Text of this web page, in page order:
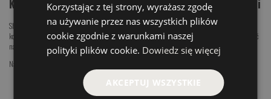
Konstrukcja Hagane – stabilność i trwałość przekładni
Shimano zastosowało w modelu Curado BFS technologię Hagane Body, czyli sztywną metalową
konstrukcję korpusu. Rozwiązanie to zapewnia stabilne osadzenie przekładni oraz wysoką odporność
na przeciążenia.
Najważniejsze korzyści konstrukcji Hagane
stabilna praca przekładni
wysoka trwałość mechanizmu
Korzystając z tej strony, wyrażasz zgodę
na używanie przez nas wszystkich plików
cookie zgodnie z warunkami naszej
polityki plików cookie. Dowiedz się więcej
AKCEPTUJ WSZYSTKIE